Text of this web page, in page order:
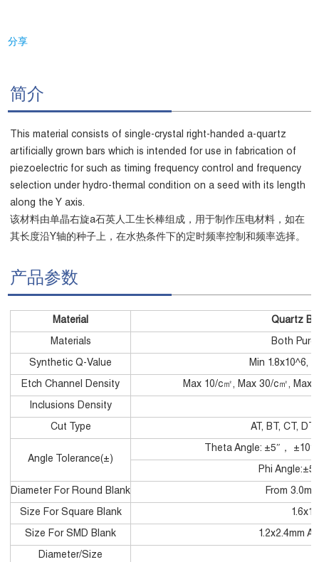
分享
简介
This material consists of single-crystal right-handed a-quartz
artificially grown bars which is intended for use in fabrication of
piezoelectric for such as timing frequency control and frequency
selection under hydro-thermal condition on a seed with its length
along the Y axis.
该材料由单晶右旋a石英人工生长棒组成，用于制作压电材料，如在
其长度沿Y轴的种子上，在水热条件下的定时频率控制和频率选择。
产品参数
Material Quartz
Materials Both Pure
Synthetic Q-Value Min 1.8x10^6,
Etch Channel Density Max 10/c㎡, Max 30/c㎡, Max
Inclusions Density
Cut Type AT, BT, CT,
Angle Tolerance(±)
Theta Angle: ±5″，
Phi
Diameter For Round Blank From
Size For Square Blank
Size For SMD Blank 1.2x2.4mm
Diameter/Size